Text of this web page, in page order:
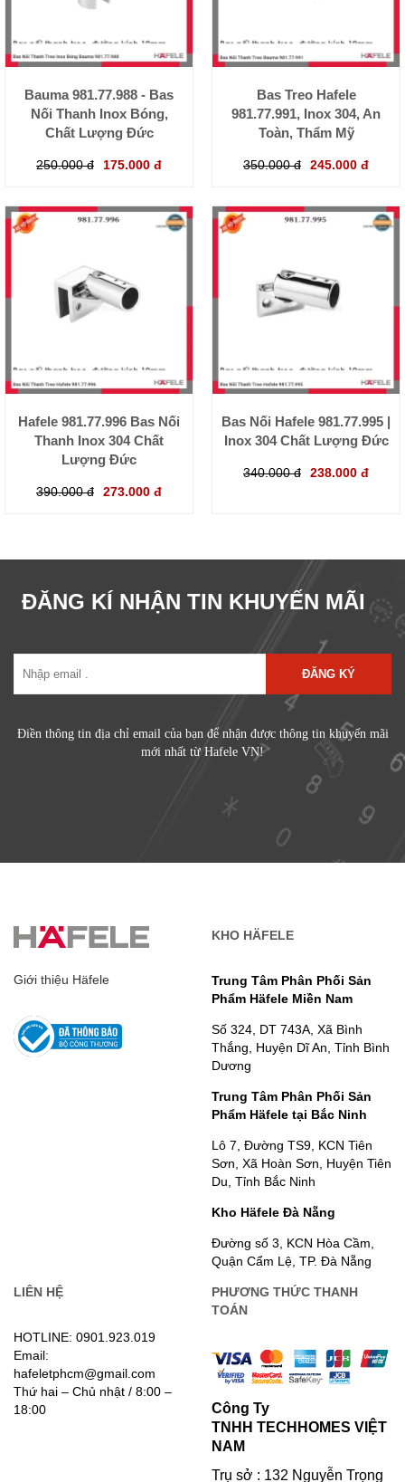
Bauma 981.77.988 - Bas
Nối Thanh Inox Bóng,
Chất Lượng Đức
250.000 đ 175.000 đ
Bas Treo Hafele
981.77.991, Inox 304, An
Toàn, Thẩm Mỹ
350.000 đ 245.000 đ
Hafele 981.77.996 Bas Nối
Thanh Inox 304 Chất
Lượng Đức
390.000 đ 273.000 đ
Bas Nối Hafele 981.77.995 |
Inox 304 Chất Lượng Đức
340.000 đ 238.000 đ
ĐĂNG KÍ NHẬN TIN KHUYẾN MÃI
ĐĂNG KÝ
Điền thông tin địa chỉ email của bạn để nhận được thông tin khuyến mãi
mới nhất từ Hafele VN!
Giới thiệu Häfele
KHO HÄFELE
Trung Tâm Phân Phối Sản
Phẩm Häfele Miền Nam
Số 324, DT 743A, Xã Bình
Thắng, Huyện Dĩ An, Tỉnh Bình
Dương
Trung Tâm Phân Phối Sản
Phẩm Häfele tại Bắc Ninh
Lô 7, Đường TS9, KCN Tiên
Sơn, Xã Hoàn Sơn, Huyện Tiên
Du, Tỉnh Bắc Ninh
Kho Häfele Đà Nẵng
Đường số 3, KCN Hòa Cầm,
Quận Cẩm Lệ, TP. Đà Nẵng
LIÊN HỆ
HOTLINE: 0901.923.019
Email:
hafeletphcm@gmail.com
Thứ hai – Chủ nhật / 8:00 –
18:00
PHƯƠNG THỨC THANH
TOÁN
Công Ty
TNHH TECHHOMES VIỆT
NAM
Trụ sở : 132 Nguyễn Trọng